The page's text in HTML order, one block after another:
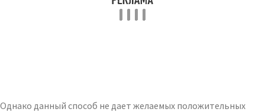
Однако данный способ не дает желаемых положительных